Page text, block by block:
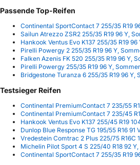
Passende Top-Reifen
Continental SportContact 7 255/35 R19
Sailun Atrezzo ZSR2 255/35 R19 96 Y,
Hankook Ventus Evo K137 255/35 R19
Pirelli Powergy 2 255/35 R19 96 Y,
Falken Azenis FK 520 255/35 R19 96 Y,
Pirelli Powergy 255/35 R19 96 Y,
Bridgestone Turanza 6 255/35 R19 96 Y,
Testsieger Reifen
Continental PremiumContact 7 235/55
Continental PremiumContact 7 235/45
Hankook Ventus Evo K137 255/45 R19
Dunlop Blue Response TG 195/55 R16 91
Vredestein Comtrac 2 Plus 225/75 R16C
Michelin Pilot Sport 4 S 225/40 R18 92
Continental SportContact 7 255/35 R19